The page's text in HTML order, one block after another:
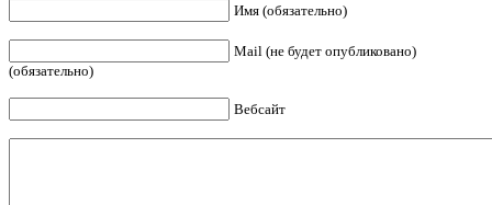
Имя (обязательно)
Mail (не будет опубликовано)
(обязательно)
Вебсайт